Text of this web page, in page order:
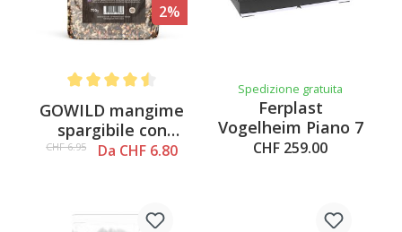
2%
Average rating of 4.6 out of 5 stars
GOWILD mangime
spargibile con
insetti
CHF 6.95 Da CHF 6.80
Spedizione gratuita
Ferplast
Vogelheim Piano 7
CHF 259.00